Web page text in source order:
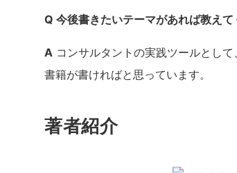
Q 今後書きたいテーマがあれば教えて
A コンサルタントの実践ツールとし
書籍が書ければと思っています。
著者紹介